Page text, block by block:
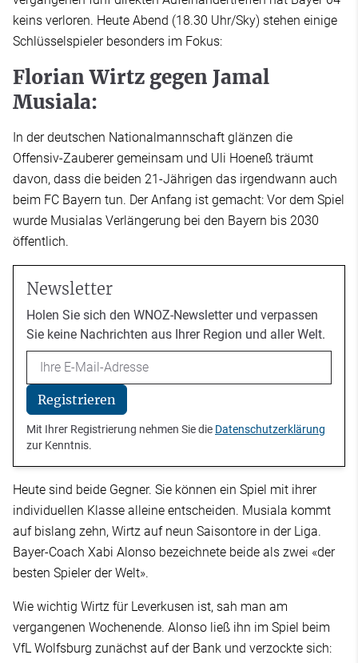
keins verloren. Heute Abend (18.30 Uhr/Sky) stehen einige
Schlüsselspieler besonders im Fokus:
Florian Wirtz gegen Jamal
Musiala:
In der deutschen Nationalmannschaft glänzen die
Offensiv-Zauberer gemeinsam und Uli Hoeneß träumt
davon, dass die beiden 21-Jährigen das irgendwann auch
beim FC Bayern tun. Der Anfang ist gemacht: Vor dem Spiel
wurde Musialas Verlängerung bei den Bayern bis 2030
öffentlich.
Newsletter
Holen Sie sich den WNOZ-Newsletter und verpassen
Sie keine Nachrichten aus Ihrer Region und aller Welt.
Email
Registrieren
Mit Ihrer Registrierung nehmen Sie die Datenschutzerklärung
zur Kenntnis.
Heute sind beide Gegner. Sie können ein Spiel mit ihrer
individuellen Klasse alleine entscheiden. Musiala kommt
auf bislang zehn, Wirtz auf neun Saisontore in der Liga.
Bayer-Coach Xabi Alonso bezeichnete beide als zwei «der
besten Spieler der Welt».
Wie wichtig Wirtz für Leverkusen ist, sah man am
vergangenen Wochenende. Alonso ließ ihn im Spiel beim
VfL Wolfsburg zunächst auf der Bank und verzockte sich: